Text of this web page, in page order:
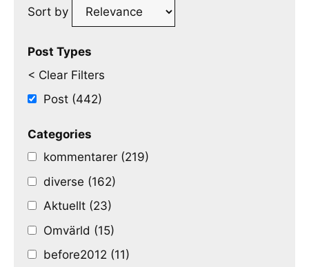
Sort by
Post Types
< Clear Filters
Post (442)
Categories
kommentarer (219)
diverse (162)
Aktuellt (23)
Omvärld (15)
before2012 (11)